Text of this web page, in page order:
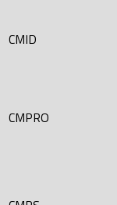
CMID
CMPRO